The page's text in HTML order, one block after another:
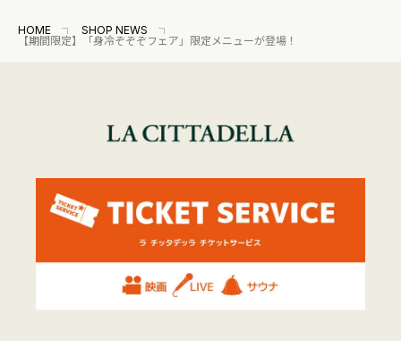
HOME
SHOP NEWS
【期間限定】「身冷ぞぞぞフェア」限定メニューが登場！